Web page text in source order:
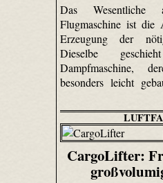
Das
Flugmaschine ist
Erzeugung der
Dieselbe
Dampfmaschine,
besonders leicht
CargoLifter: